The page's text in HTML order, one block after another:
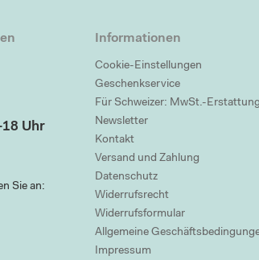
Uhr
Sie an:
Informationen
Cookie-Einstellungen
Geschenkservice
Für Schweizer: MwSt.-Erstattung
Newsletter
Kontakt
Versand und Zahlung
Datenschutz
Widerrufsrecht
Widerrufsformular
Allgemeine
Impressum